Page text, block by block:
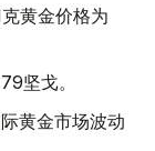
黄金价格为
坚戈。
黄金市场波动